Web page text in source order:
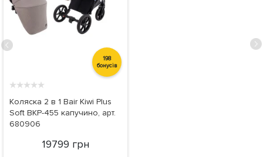
198
бонусів
★★★★★
Коляска 2 в 1 Bair Kiwi Plus
Soft BKP-455 капучино, арт.
680906
19799 грн